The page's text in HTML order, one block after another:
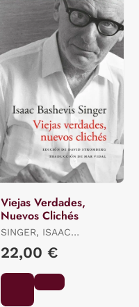
Viejas Verdades,
Nuevos Clichés
SINGER, ISAAC
22,00 €